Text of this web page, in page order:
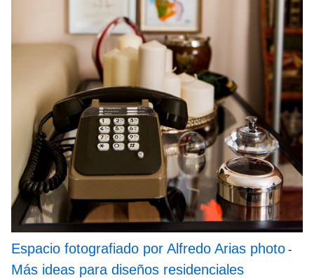
Espacio fotografiado por Alfredo Arias photo -
Más ideas para diseños residenciales